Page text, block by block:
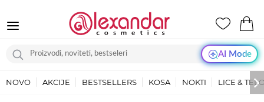
AI Mode
NOVO AKCIJE BESTSELLERS KOSA NOKTI LICE &